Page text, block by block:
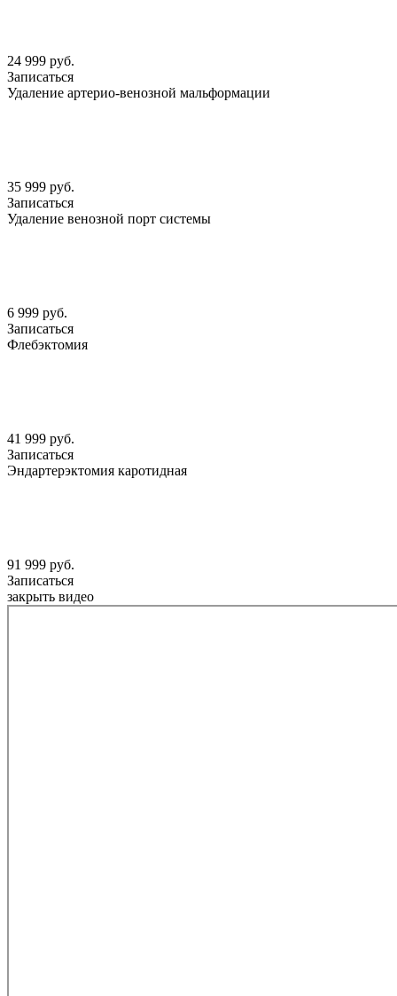
24 999 руб.
Записаться
Удаление артерио-венозной мальформации
35 999 руб.
Записаться
Удаление венозной порт системы
6 999 руб.
Записаться
Флебэктомия
41 999 руб.
Записаться
Эндартерэктомия каротидная
91 999 руб.
Записаться
закрыть видео